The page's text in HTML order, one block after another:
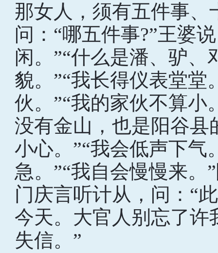
那女人，须有五件事、
问：“哪五件事?”王婆
闲。”“什么是潘、驴、
貌。”“我长得仪表堂堂
伙。”“我的家伙不算小
没有金山，也是阳谷县
小心。”“我会低声下气
急。”“我自会慢慢来。
门庆言听计从，问：“
今天。大官人别忘了许
失信。”